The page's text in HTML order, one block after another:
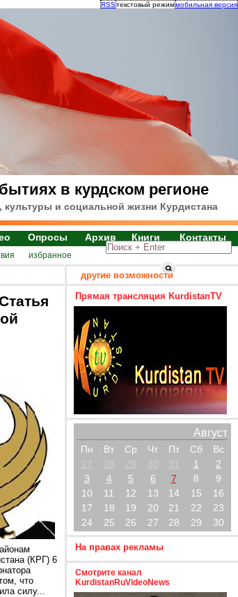
RSSтекстовый режиммобильная версия
в курдском регионе
и социальной жизни Курдистана
Опросы Архив Книги Контакты
избранное
(КРГ) 6
что
силу...
другие возможности
Прямая трансляция KurdistanTV
Август
Пн Вт Ср Чт Пт Сб
Вс
27
28 29 30 31 1
2
3
4 5 6 7 8
9
10
11 12 13 14 15
16
17
18 19 20 21 22
23
24
25 26 27 28 29 30
На правах рекламы
Смотрите канал
KurdistanRuVideoNews